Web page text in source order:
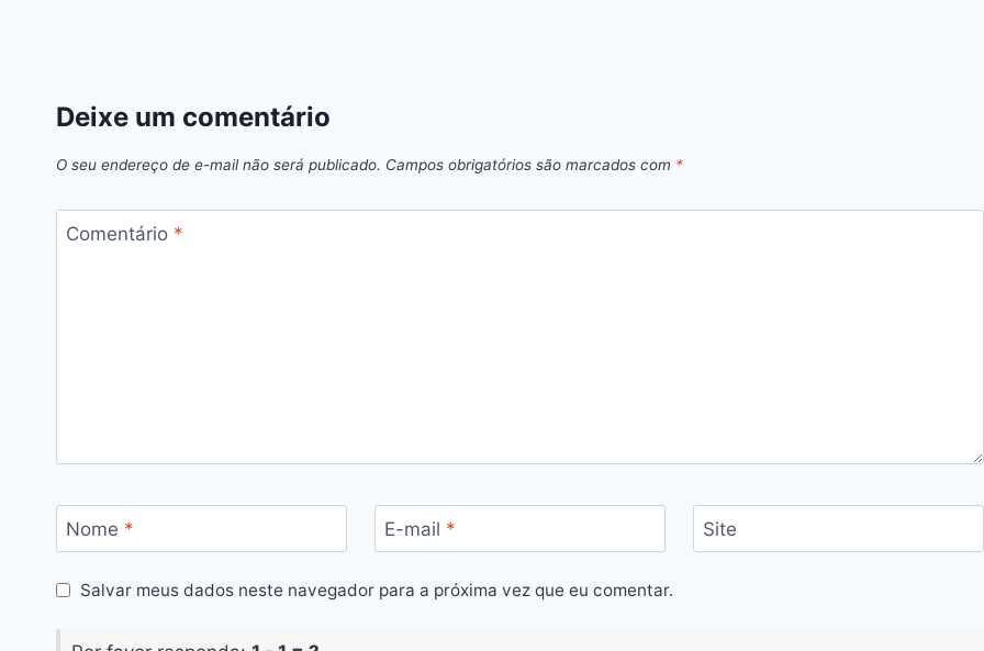
Deixe um comentário
O seu endereço de e-mail não será publicado. Campos obrigatórios são marcados com *
Comentário *
Nome * E-mail * Site
Salvar meus dados neste navegador para a próxima vez que eu comentar.